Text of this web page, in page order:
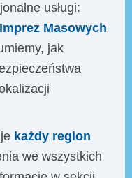
usługi:
Masowych
jak
każdy region
we wszystkich